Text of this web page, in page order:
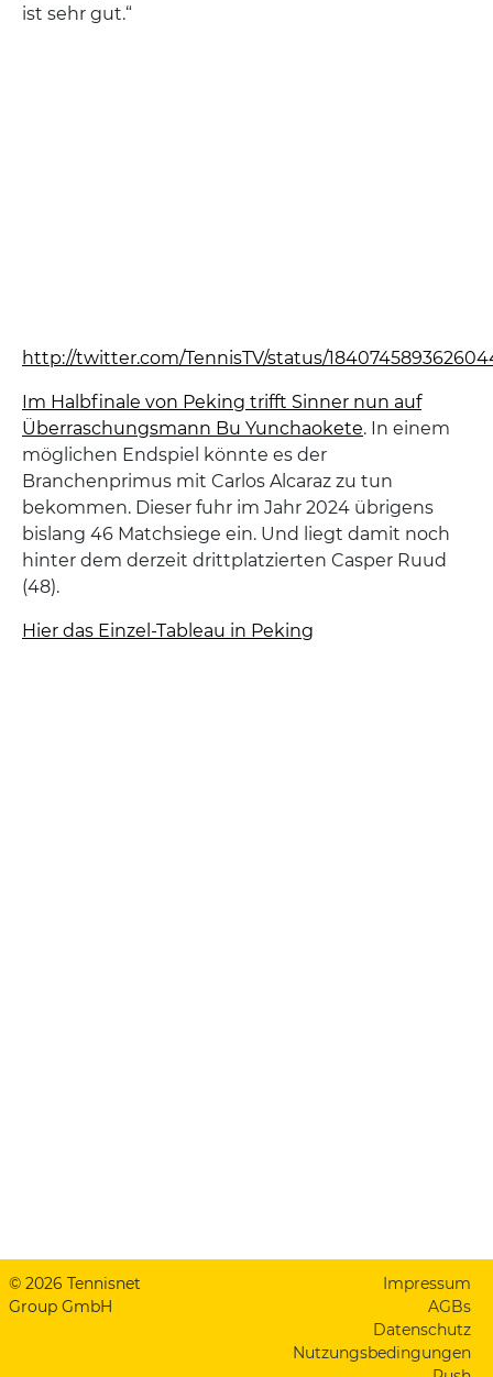
ist sehr gut.“
http://twitter.com/TennisTV/status/
Im Halbfinale von Peking trifft Sinner nun auf
Überraschungsmann Bu Yunchaokete. In einem
möglichen Endspiel könnte es der
Branchenprimus mit Carlos Alcaraz zu tun
bekommen. Dieser fuhr im Jahr 2024 übrigens
bislang 46 Matchsiege ein. Und liegt damit noch
hinter dem derzeit drittplatzierten Casper Ruud
(48).
Hier das Einzel-Tableau in Peking
© 2026 Tennisnet
Group GmbH
Impressum
AGBs
Datenschutz
Nutzungsbedingungen